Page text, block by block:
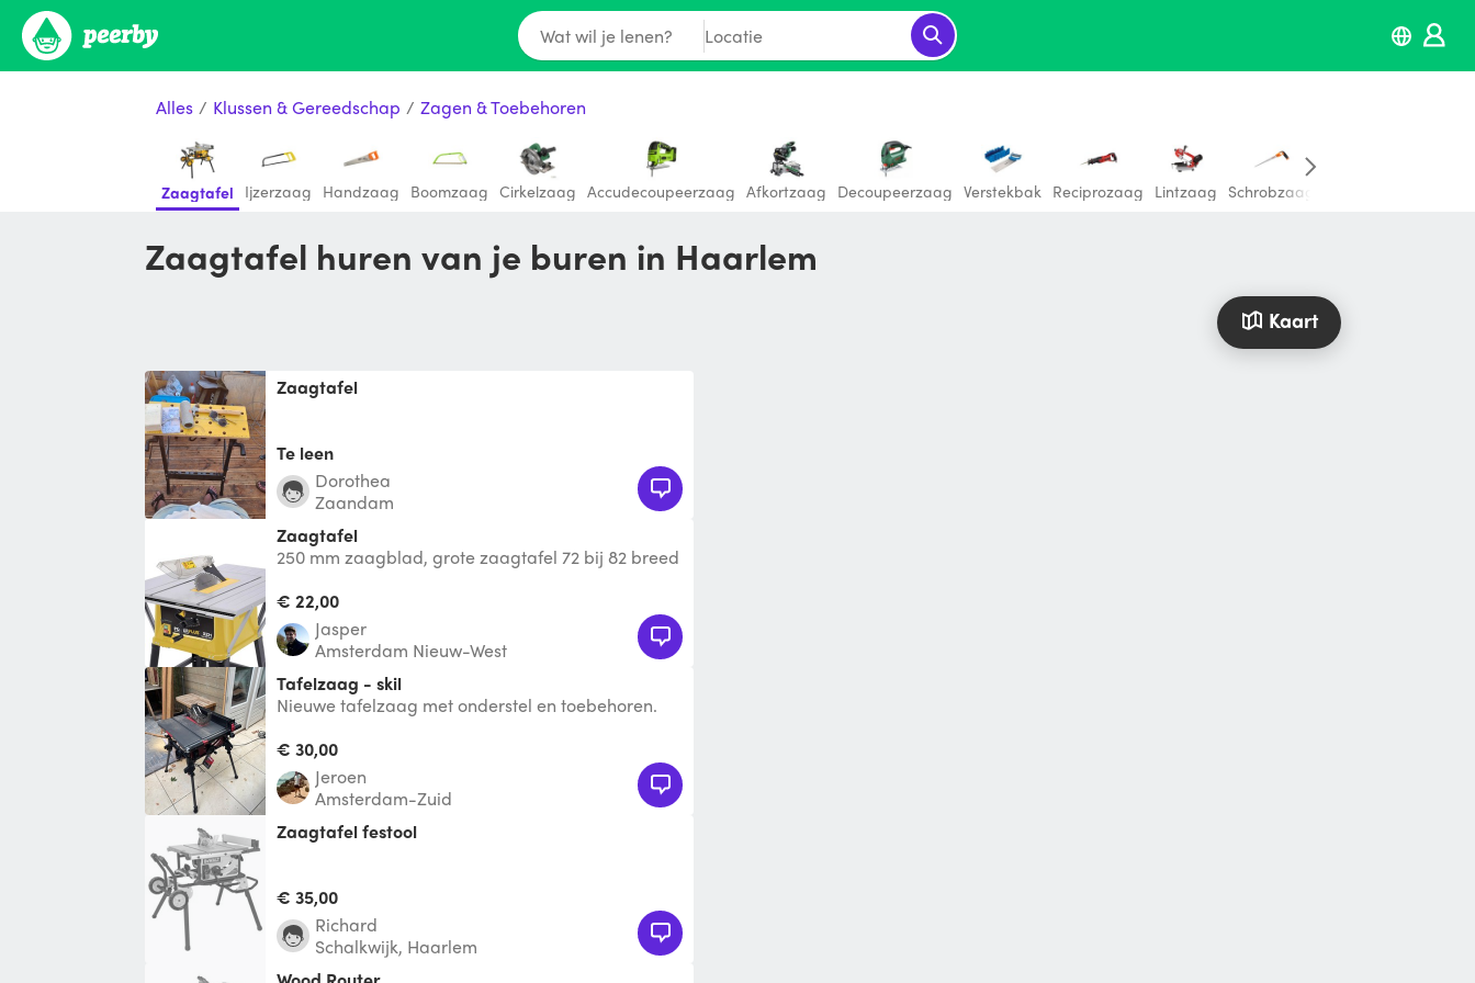
Wat wil je lenen? Locatie
Alles / Klussen & Gereedschap / Zagen & Toebehoren
Zaagtafel Ijzerzaag Handzaag Boomzaag Cirkelzaag Accudecoupeerzaag Afkortzaag Decoupeerzaag Verstekbak Reciprozaag Lintzaag Schrobzaag
Zaagtafel huren van je buren in Haarlem
Kaart
Zaagtafel
Te leen
Dorothea
Zaandam
Zaagtafel
250 mm zaagblad, grote zaagtafel 72 bij 82 breed
hand
€ 22,00
Jasper
Amsterdam Nieuw-West
Tafelzaag - skil
Nieuwe tafelzaag met onderstel en toebehoren.
breed.
€ 30,00
Jeroen
Amsterdam-Zuid
Zaagtafel festool
€ 35,00
Richard
Schalkwijk, Haarlem